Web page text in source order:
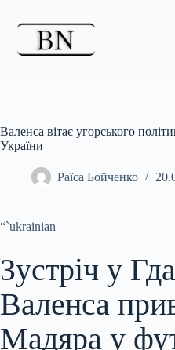
Валенса вітає угорського
України
Раїса Бойченко
“`ukrainian
Зустріч у
Валенса
Мадяра у